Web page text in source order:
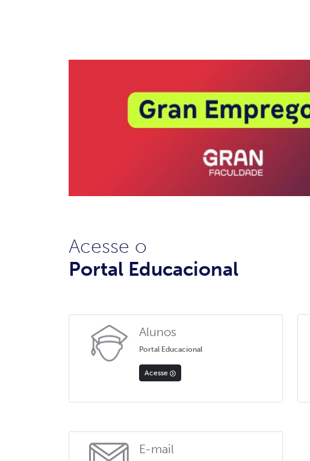
Acesse o
Portal Educacional
Alunos
Portal Educacional
Acesse
E-mail